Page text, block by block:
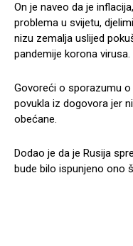
On je naveo da je
problema u svijetu,
nizu zemalja uslijed
pandemije korona virusa.
Govoreći o sporazumu
povukla iz dogovora jer
obećane.
Dodao je da je Rusija
bude bilo ispunjeno ono